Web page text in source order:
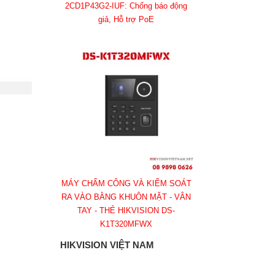
2CD1P43G2-IUF: Chống báo động
giả, Hỗ trợ PoE
MÁY CHẤM CÔNG VÀ KIỂM SOÁT
RA VÀO BẰNG KHUÔN MẶT - VÂN
TAY - THẺ HIKVISION DS-
K1T320MFWX
HIKVISION VIỆT NAM